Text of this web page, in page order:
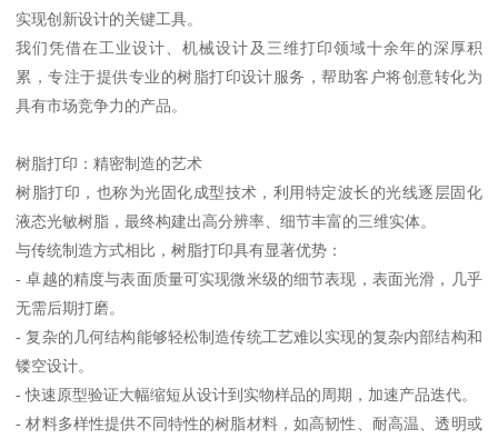
实现创新设计的关键工具。
我们凭借在工业设计、机械设计及三维打印领域十余年的深厚积
累，专注于提供专业的树脂打印设计服务，帮助客户将创意转化为
具有市场竞争力的产品。
树脂打印：精密制造的艺术
树脂打印，也称为光固化成型技术，利用特定波长的光线逐层固化
液态光敏树脂，最终构建出高分辨率、细节丰富的三维实体。
与传统制造方式相比，树脂打印具有显著优势：
- 卓越的精度与表面质量可实现微米级的细节表现，表面光滑，几乎
无需后期打磨。
- 复杂的几何结构能够轻松制造传统工艺难以实现的复杂内部结构和
镂空设计。
- 快速原型验证大幅缩短从设计到实物样品的周期，加速产品迭代。
- 材料多样性提供不同特性的树脂材料，如高韧性、耐高温、透明或